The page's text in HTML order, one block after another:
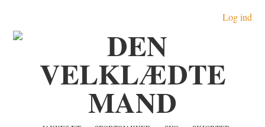
indhold
Log ind